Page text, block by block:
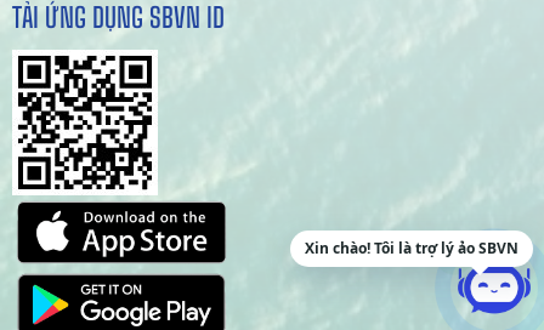
TẢI ỨNG DỤNG SBVN ID
Xin chào! Tôi là trợ lý ảo SBVN